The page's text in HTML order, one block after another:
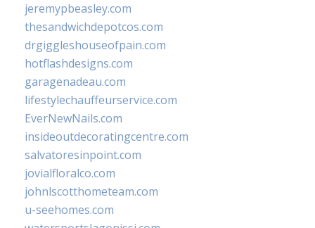
jeremypbeasley.com
thesandwichdepotcos.com
drgiggleshouseofpain.com
hotflashdesigns.com
garagenadeau.com
lifestylechauffeurservice.com
EverNewNails.com
insideoutdecoratingcentre.com
salvatoresinpoint.com
jovialfloralco.com
johnlscotthometeam.com
u-seehomes.com